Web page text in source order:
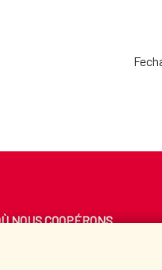
NOUS COOPÉRONS